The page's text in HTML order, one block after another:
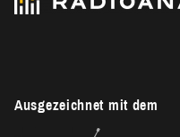
Ausgezeichnet mit dem